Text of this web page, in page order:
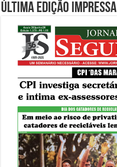
Última edição impressa